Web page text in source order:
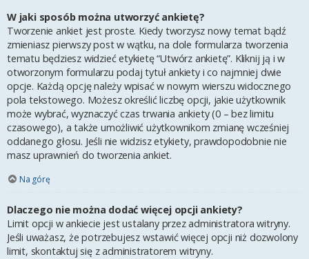
W jaki sposób można utworzyć ankietę?
Tworzenie ankiet jest proste. Kiedy tworzysz nowy temat bądź
zmieniasz pierwszy post w wątku, na dole formularza tworzenia
tematu będziesz widzieć etykietę “Utwórz ankietę”. Kliknij ją i w
otworzonym formularzu podaj tytuł ankiety i co najmniej dwie
opcje. Każdą opcję należy wpisać w nowym wierszu widocznego
pola tekstowego. Możesz określić liczbę opcji, jakie użytkownik
może wybrać, wyznaczyć czas trwania ankiety (0 – bez limitu
czasowego), a także umożliwić użytkownikom zmianę wcześniej
oddanego głosu. Jeśli nie widzisz etykiety, prawdopodobnie nie
masz uprawnień do tworzenia ankiet.
Na górę
Dlaczego nie można dodać więcej opcji ankiety?
Limit opcji w ankiecie jest ustalany przez administratora witryny.
Jeśli uważasz, że potrzebujesz wstawić więcej opcji niż dozwolony
limit, skontaktuj się z administratorem witryny.